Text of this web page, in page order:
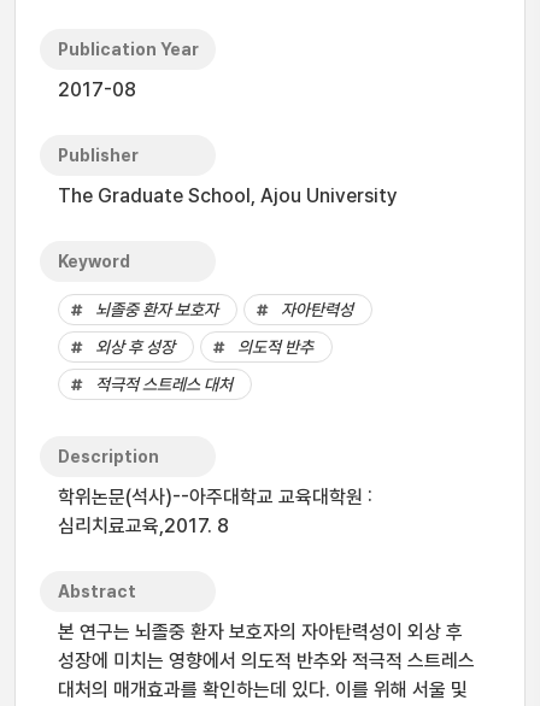
Publication Year
2017-08
Publisher
The Graduate School, Ajou University
Keyword
뇌졸중 환자 보호자
자아탄력성
외상 후 성장
의도적 반추
적극적 스트레스 대처
Description
학위논문(석사)--아주대학교 교육대학원 :
심리치료교육,2017. 8
Abstract
본 연구는 뇌졸중 환자 보호자의 자아탄력성이 외상 후
성장에 미치는 영향에서 의도적 반추와 적극적 스트레스
대처의 매개효과를 확인하는데 있다. 이를 위해 서울 및